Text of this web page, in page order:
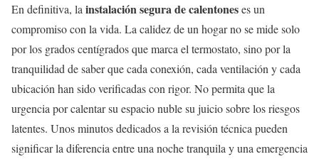
En definitiva, lainstalación segura de calentoneses un
compromiso con la vida. La calidez de un hogar no se mide solo
por los grados centígrados que marca el termostato, sino por la
tranquilidad de saber que cada conexión, cada ventilación y cada
ubicación han sido verificadas con rigor. No permita que la
urgencia por calentar su espacio nuble su juicio sobre los riesgos
latentes. Unos minutos dedicados a la revisión técnica pueden
significar la diferencia entre una noche tranquila y una emergencia